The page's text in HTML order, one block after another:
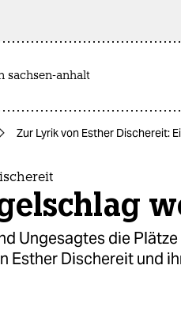
sachsen-anhalt
Zur Lyrik von Esther Dischereit:
Ungesagtes die
Esther Dischereit und